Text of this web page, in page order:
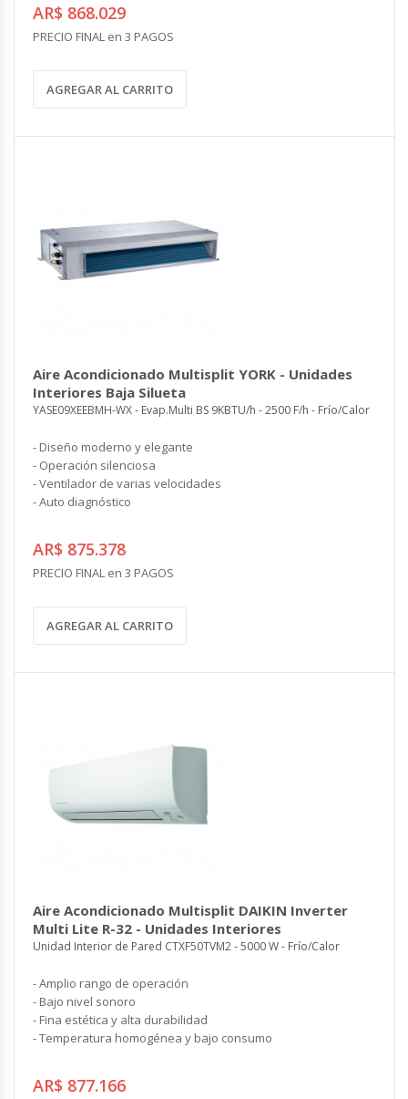
AR$ 868.029
PRECIO FINAL en 3 PAGOS
AGREGAR AL CARRITO
Aire Acondicionado Multisplit YORK - Unidades
Interiores Baja Silueta
YASE09XEEBMH-WX - Evap.Multi BS 9KBTU/h - 2500 F/h - Frío/Calor
- Diseño moderno y elegante
- Operación silenciosa
- Ventilador de varias velocidades
- Auto diagnóstico
AR$ 875.378
PRECIO FINAL en 3 PAGOS
AGREGAR AL CARRITO
Aire Acondicionado Multisplit DAIKIN Inverter
Multi Lite R-32 - Unidades Interiores
Unidad Interior de Pared CTXF50TVM2 - 5000 W - Frío/Calor
- Amplio rango de operación
- Bajo nivel sonoro
- Fina estética y alta durabilidad
- Temperatura homogénea y bajo consumo
AR$ 877.166